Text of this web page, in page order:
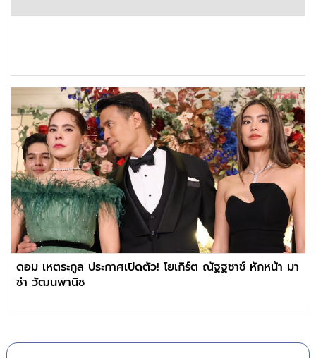
ดอม เหตระกูล ประกาศเปิดตัว! โยเกิร์ต ณัฐฐชาช์ หักหน้า มา
ช่า วัฒนพานิช